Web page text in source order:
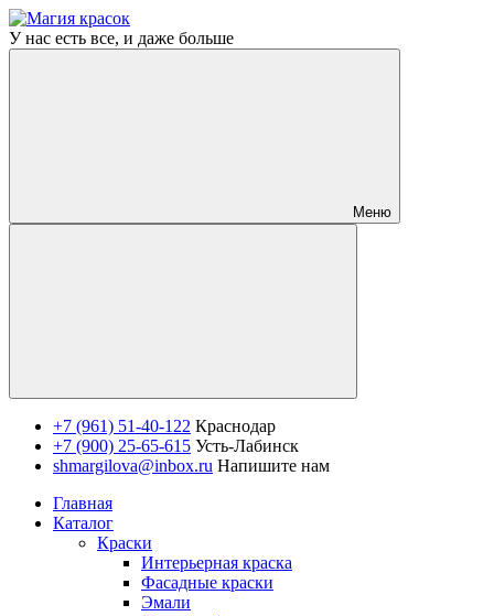
У нас есть все, и даже больше
Меню
+7 (961) 51-40-122 Краснодар
+7 (900) 25-65-615 Усть-Лабинск
shmargilova@inbox.ru Напишите нам
Главная
Каталог
Краски
Интерьерная краска
Фасадные краски
Эмали